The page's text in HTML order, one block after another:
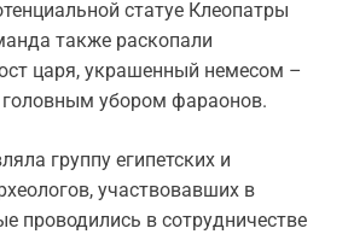
статуе Клеопатры
также раскопали
царя, украшенный немесом –
убором фараонов.
группу египетских и
участвовавших в
проводились в сотрудничестве